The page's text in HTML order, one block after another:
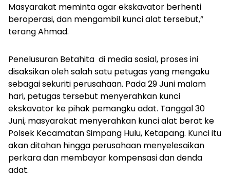
Masyarakat meminta agar ekskavator berhenti
beroperasi, dan mengambil kunci alat tersebut,”
terang Ahmad.
Penelusuran Betahita di media sosial, proses ini
disaksikan oleh salah satu petugas yang mengaku
sebagai sekuriti perusahaan. Pada 29 Juni malam
hari, petugas tersebut menyerahkan kunci
ekskavator ke pihak pemangku adat. Tanggal 30
Juni, masyarakat menyerahkan kunci alat berat ke
Polsek Kecamatan Simpang Hulu, Ketapang. Kunci itu
akan ditahan hingga perusahaan menyelesaikan
perkara dan membayar kompensasi dan denda
adat.